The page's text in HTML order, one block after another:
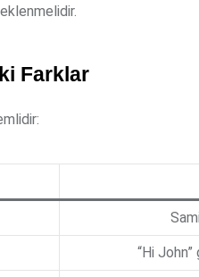
Farklar
“Hi